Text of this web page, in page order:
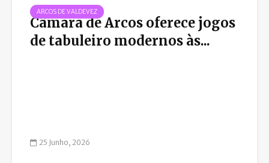
ARCOS DE VALDEVEZ
Câmara de Arcos oferece jogos
de tabuleiro modernos às...
25 Junho, 2026